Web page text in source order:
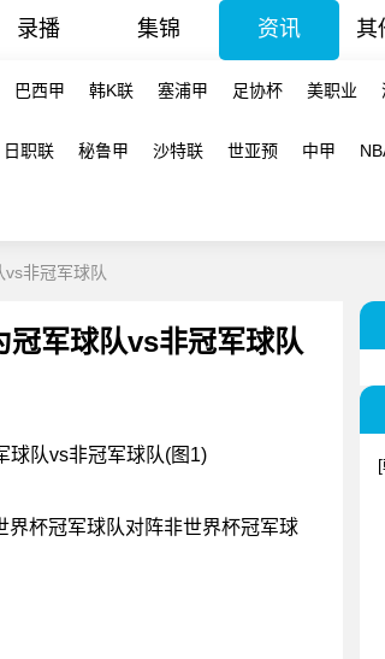
录播 集锦 资讯 其
巴西甲 韩K联 塞浦甲 足协杯 美职业
日职联 秘鲁甲 沙特联 世亚预 中甲
vs非冠军球队
冠军球队vs非冠军球队
杯冠军球队对阵非世界杯冠军球